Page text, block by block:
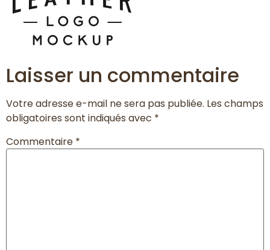
Laisser un commentaire
Votre adresse e-mail ne sera pas publiée. Les champs
obligatoires sont indiqués avec *
Commentaire *